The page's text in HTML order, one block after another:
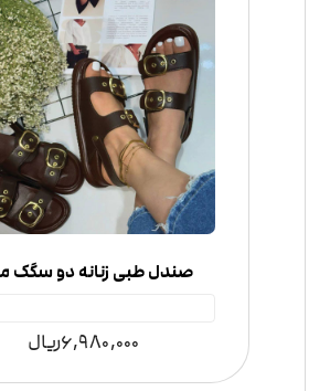
6,980,000ریال